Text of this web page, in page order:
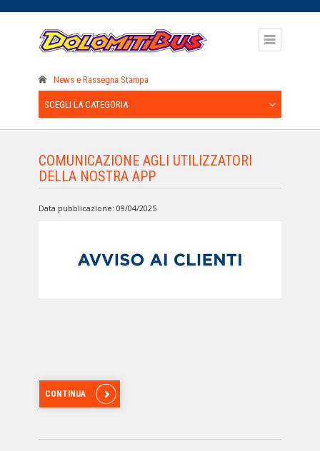
News e Rassegna Stampa
SCEGLI LA CATEGORIA
COMUNICAZIONE AGLI UTILIZZATORI
DELLA NOSTRA APP
Data pubblicazione: 09/04/2025
CONTINUA